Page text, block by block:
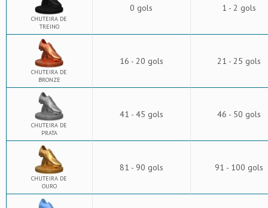
CHUTEIRA DE
TREINO
0 gols 1 - 2 gols
CHUTEIRA DE
BRONZE
16 - 20 gols 21 - 25 gols
CHUTEIRA DE
PRATA
41 - 45 gols 46 - 50 gols
CHUTEIRA DE
OURO
81 - 90 gols 91 - 100 gols